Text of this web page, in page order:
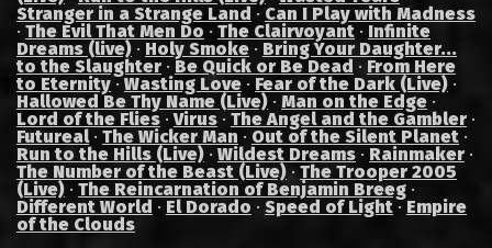
Stranger in a Strange Land · Can I Play with Madness
· The Evil That Men Do · The Clairvoyant · Infinite
Dreams (live) · Holy Smoke · Bring Your Daughter...
to the Slaughter · Be Quick or Be Dead · From Here
to Eternity·Wasting Love · Fear of the Dark (Live) ·
Hallowed Be Thy Name (Live) · Man on the Edge ·
Lord of the Flies ·Virus · The Angel and the Gambler ·
Futureal· The Wicker Man · Out of the Silent Planet ·
Run to the Hills (Live) · Wildest Dreams · Rainmaker ·
The Number of the Beast (Live) · The Trooper 2005
(Live) · The Reincarnation of Benjamin Breeg ·
Different World · El Dorado · Speed of Light·Empire
of the Clouds